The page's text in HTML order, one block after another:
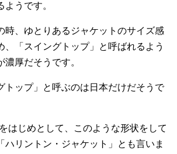
うです。
時、ゆとりあるジャケットのサイズ感
、「スイングトップ」と呼ばれるよう
厚だそうです。
ップ」と呼ぶのは日本だけだそうで
はじめとして、このような形状をして
ハリントン・ジャケット」とも言いま